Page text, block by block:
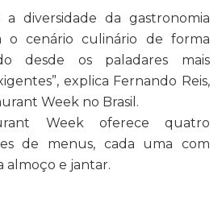
a diversidade da gastronomia
o cenário culinário de forma
desde os paladares mais
explica Fernando Reis,
Week no Brasil.
Week oferece quatro
de menus, cada uma com
almoço e jantar.